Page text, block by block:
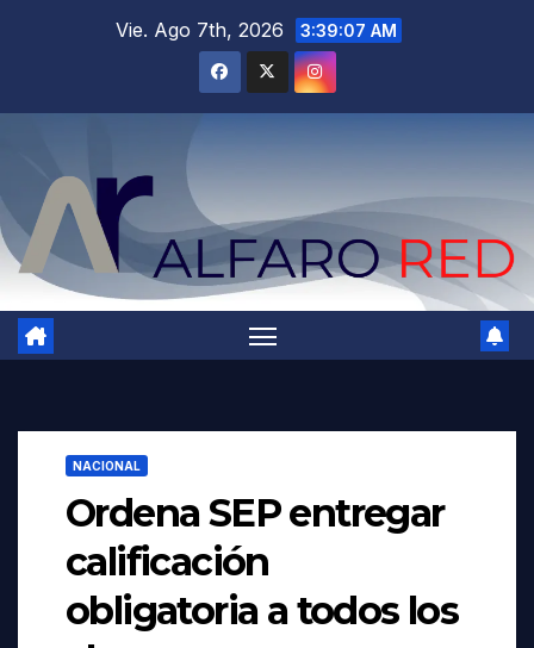
Vie. Ago 7th, 2026 3:39:08 AM
NACIONAL
Ordena SEP entregar
calificación
obligatoria a todos los